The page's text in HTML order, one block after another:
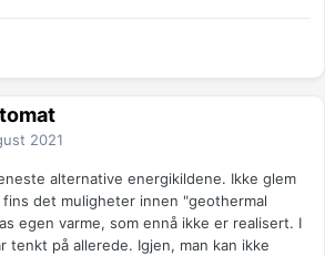
2021
alternative energikildene. Ikke glem
det muligheter innen "geothermal
egen varme, som ennå ikke er realisert. I
tenkt på allerede. Igjen, man kan ikke